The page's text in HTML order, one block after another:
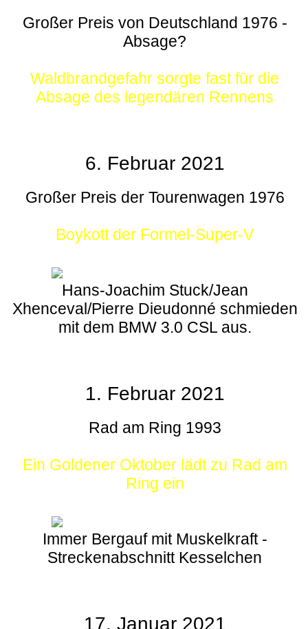
Großer Preis von Deutschland 1976 -
Absage?
Waldbrandgefahr sorgte fast für die
Absage des legendären Rennens
6. Februar 2021
Großer Preis der Tourenwagen 1976
Boykott der Formel-Super-V
Hans-Joachim Stuck/Jean
Xhenceval/Pierre Dieudonné schmieden
mit dem BMW 3.0 CSL aus.
1. Februar 2021
Rad am Ring 1993
Ein Goldener Oktober lädt zu Rad am
Ring ein
Immer Bergauf mit Muskelkraft -
Streckenabschnitt Kesselchen
17. Januar 2021